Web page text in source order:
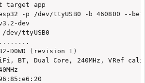
target app
-p /dev/ttyUSB0 -b 460800 --
dev
ttyUSB0
.. .. .. .
D0WD
( revision 1 )
BT, Dual Core, 240MHz, VRef